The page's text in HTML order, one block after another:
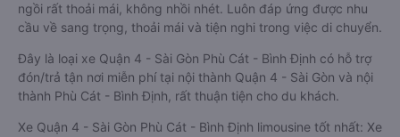
ngồi rất thoải mái, không nhồi nhét. Luôn đáp ứng được nhu
cầu về sang trọng, thoải mái và tiện nghi trong việc di chuyển.
Đây là loại xe Quận 4 - Sài Gòn Phù Cát - Bình Định có hỗ trợ
đón/trả tận nơi miễn phí tại nội thành Quận 4 - Sài Gòn và nội
thành Phù Cát - Bình Định, rất thuận tiện cho du khách.
Xe Quận 4 - Sài Gòn Phù Cát - Bình Định limousine tốt nhất: Xe